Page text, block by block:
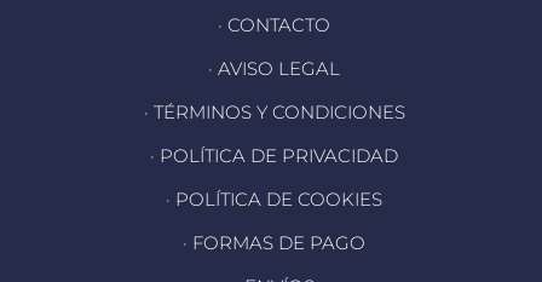
· CONTACTO
· AVISO LEGAL
· TÉRMINOS Y CONDICIONES
· POLÍTICA DE PRIVACIDAD
· POLÍTICA DE COOKIES
· FORMAS DE PAGO